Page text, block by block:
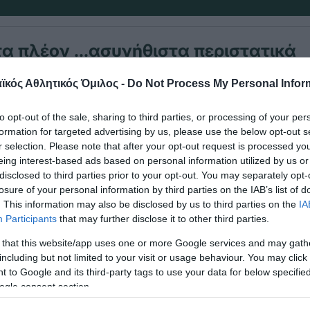
Αθλητικός Όμιλος - Do Not Process My Personal
opt-out of the sale, sharing to third parties, or processing of your
for targeted advertising by us, please use the below opt-out
selection. Please note that after your opt-out request is processed
interest-based ads based on personal information utilized by us
to third parties prior to your opt-out. You may separately
of your personal information by third parties on the IAB’s list of
This information may also be disclosed by us to third parties on the
Participants that may further disclose it to other third parties.
that this website/app uses one or more Google services and may
but not limited to your visit or usage behaviour. You may
to Google and its third-party tags to use your data for below
consent section.
πλέον …ασυνήθιστα περιστατικά
δεν το ξεχνά.
ο Αμερικανός φοργουορντ του Παναθηναϊκού
με …ελικόπτερο από το Ελληνικό, για να
κόντρα στον ΠΑΟΚ.
λόγω είχε πληρώσει 6,5 εκατομμύρια δραχμές για
ελικοπτέρου και αναμφίβολα έκανε την
του Παναθηναϊκού σε γήπεδο. Αξίζει να
φύγει λίγες ημέρες νωρίτερα για τις ΗΠΑ
ένα τηλεοπτικό πρόγραμμα και είχε δεσμευτεί